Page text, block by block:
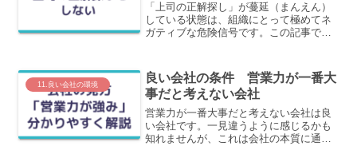
「上司の正解探し」が蔓延（まんえん）
している状態は、組織にとって極めてネ
ガティブな危険信号です。この記事で
やすく解説します。
11.良い会社の環境
良い会社の条件 営業力が一番大
事だと考えない会社
営業力が一番大事だと考えない会社は良
い会社です。一見違うように感じるかも
知れませんが、これは会社の本質に通じ